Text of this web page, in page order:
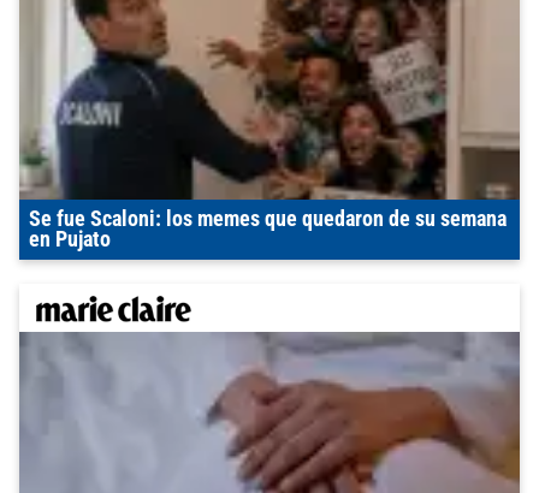
Se fue Scaloni: los memes que quedaron de su semana
en Pujato